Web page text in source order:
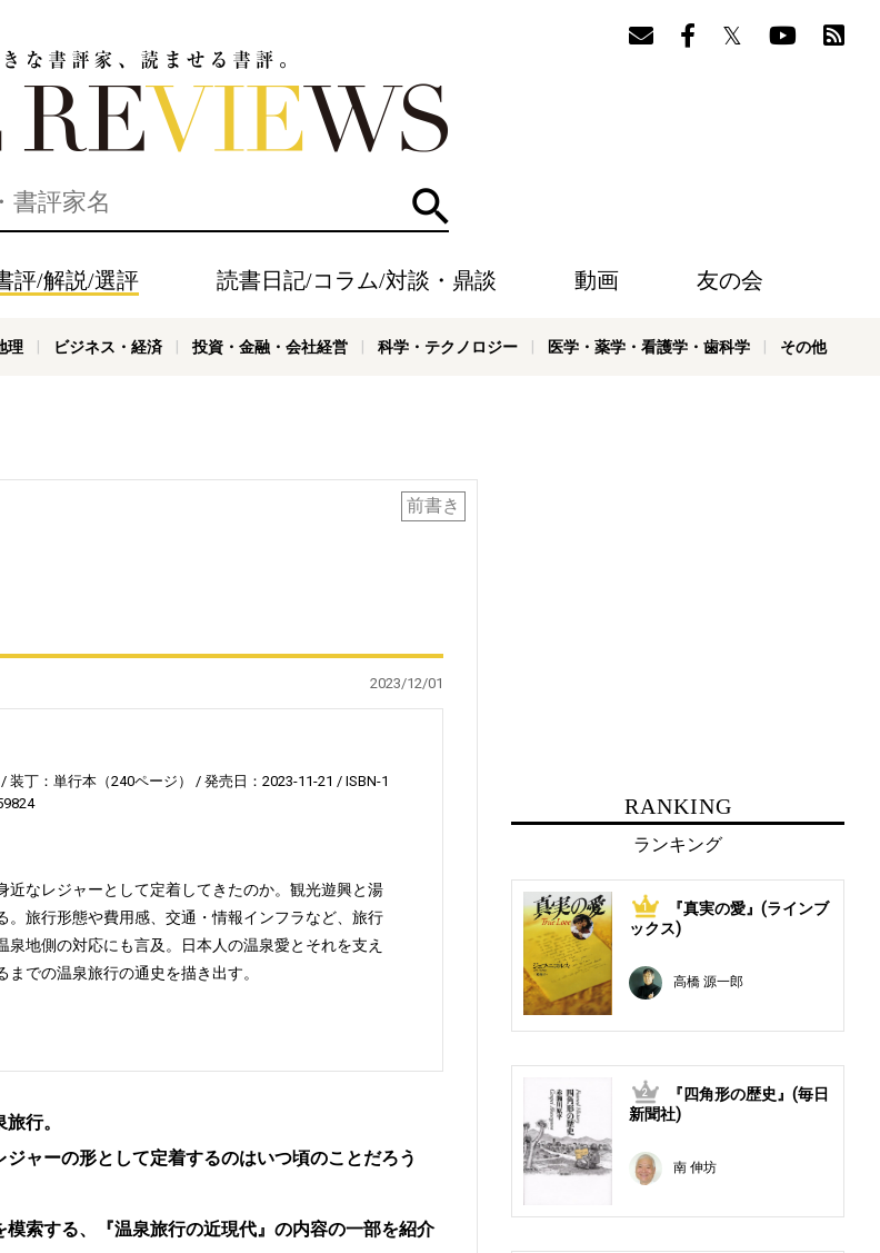
検索
評/解説/選評 読書日記/コラム/対談・鼎談 動画 友の会
理 ビジネス・経済 投資・金融・会社経営 科学・テクノロジー 医学・薬学・看護学・歯科学 その他
前書き
2023/12/01
装丁：単行本（240ページ） 発売日：2023-11-21
ISBN-1
近なレジャーとして定着してきたのか。観光遊興と湯
。旅行形態や費用感、交通・情報インフラなど、旅行
地側の対応にも言及。日本人の温泉愛とそれを支え
での温泉旅行の通史を描き出す。
行。
ャーの形として定着するのはいつ頃のことだろう
索する、『温泉旅行の近現代』の内容の一部を紹介
RANKING
ランキング
1
『真実の愛』(ラインブ
ックス)
高橋 源一郎
2
『四角形の歴史』(毎日
新聞社)
南 伸坊